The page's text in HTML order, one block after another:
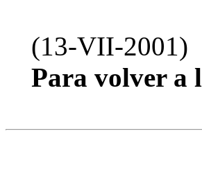
(13-VII-2001)
Para volver a